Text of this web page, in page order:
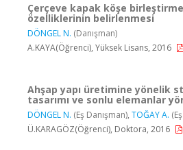
Çerçeve kapak köşe
özelliklerinin belirlenmesi
DÖNGEL N. (Danışman)
A.KAYA(Öğrenci), Yüksek Lisans, 2016
Ahşap yapı üretimine yönelik
tasarımı ve sonlu elemanlar
DÖNGEL N. (Eş Danışman), TOĞAY A.
Ü.KARAGÖZ(Öğrenci), Doktora, 2016